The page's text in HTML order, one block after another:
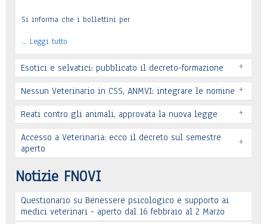
Si informa che i bollettini per
… Leggi tutto
Esotici e selvatici: pubblicato il decreto-formazione +
Leggi tutto
Nessun Veterinario in CSS, ANMVI: integrare le nomine +
Leggi tutto
Reati contro gli animali, approvata la nuova legge +
Leggi tutto
Accesso a Veterinaria: ecco il decreto sul semestre
aperto
+
Leggi tutto
Notizie FNOVI
Questionario su Benessere psicologico e supporto ai
medici veterinari - aperto dal 16 febbraio al 2 Marzo